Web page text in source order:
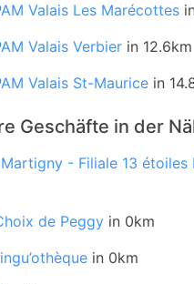
Valais Les Marécottes
Valais Verbier in 12.6km
Valais St-Maurice in
Geschäfte in der
- Filiale 13 étoiles
de Peggy in 0km
in 0km